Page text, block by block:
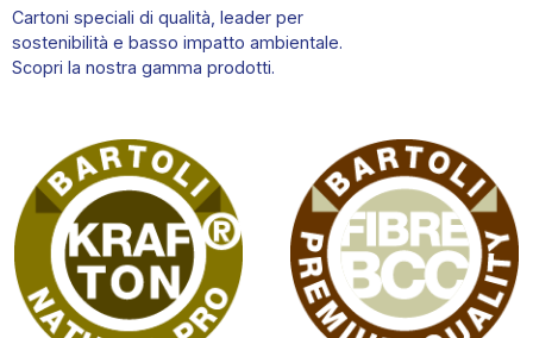
Cartoni speciali di qualità, leader per
sostenibilità e basso impatto ambientale.
Scopri la nostra gamma prodotti.